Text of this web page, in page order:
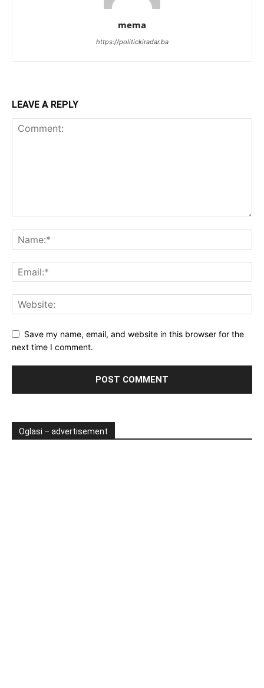
mema
https://politickiradar.ba
LEAVE A REPLY
Save my name, email, and website in this browser for the
next time I comment.
Oglasi – advertisement